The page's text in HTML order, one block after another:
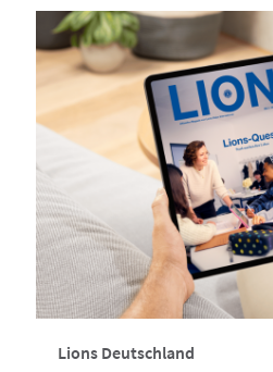
Lions Deutschland